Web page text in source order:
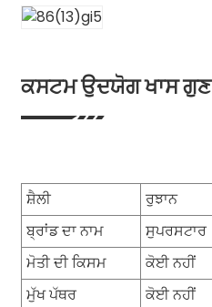
ਕਸਟਮ ਉਦਯੋਗ ਖਾਸ ਗੁਣ
ਸ਼ੈਲੀ
ਰੁਝਾਨ
ਬ੍ਰਾਂਡ ਦਾ ਨਾਮ
ਸੁਪਰਸਟਾਰ
ਮੋਤੀ ਦੀ ਕਿਸਮ
ਕੋਈ ਨਹੀਂ
ਮੁੱਖ ਪੱਥਰ
ਕੋਈ ਨਹੀਂ